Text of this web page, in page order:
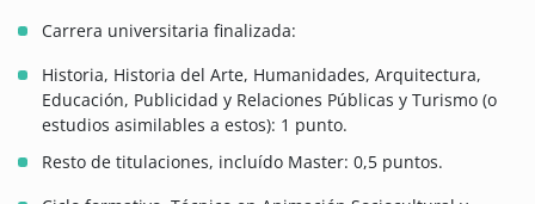
Carrera universitaria finalizada:
Historia, Historia del Arte, Humanidades, Arquitectura,
Educación, Publicidad y Relaciones Públicas y Turismo (o
estudios asimilables a estos): 1 punto.
Resto de titulaciones, incluído Master: 0,5 puntos.